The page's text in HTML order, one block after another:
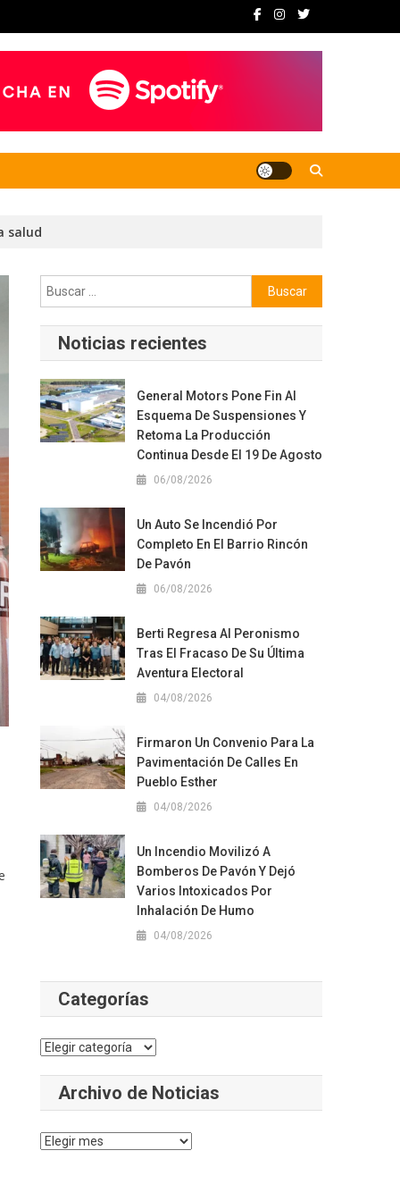
salud
Buscar:
Noticias recientes
General Motors Pone Fin Al
Esquema De Suspensiones Y
Retoma La Producción
Continua Desde El 19 De Agosto
06/08/2026
Un Auto Se Incendió Por
Completo En El Barrio Rincón
De Pavón
06/08/2026
Berti Regresa Al Peronismo
Tras El Fracaso De Su Última
Aventura Electoral
04/08/2026
Firmaron Un Convenio Para La
Pavimentación De Calles En
Pueblo Esther
04/08/2026
Un Incendio Movilizó A
Bomberos De Pavón Y Dejó
Varios Intoxicados Por
Inhalación De Humo
04/08/2026
Categorías
Categorías
Archivo de Noticias
Archivo